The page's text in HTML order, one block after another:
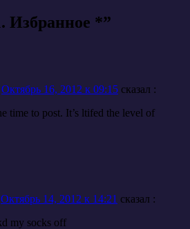
Избранное *”
Октябрь 16, 2012 к 09:15 cказал :
time to post. It’s ltifed the level of
Октябрь 14, 2012 к 14:21 cказал :
my socks off